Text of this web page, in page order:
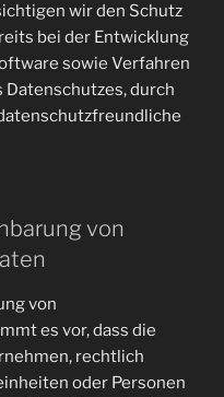
wir den Schutz
bei der Entwicklung
sowie Verfahren
durch
von
von
es vor, dass die
rechtlich
oder Personen